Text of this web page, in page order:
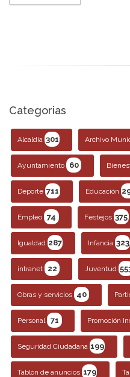
Categorias
Alcaldía 301 Archivo
Ayuntamiento 60
Deporte 711 Educación
Empleo 74 Festejos 375
Igualdad 287 Infancia 323
intranet 22 Juventud
Obras y servicios 40
Personal 71 Promoción
Seguridad Ciudadana 199
Tablón de anuncios 179